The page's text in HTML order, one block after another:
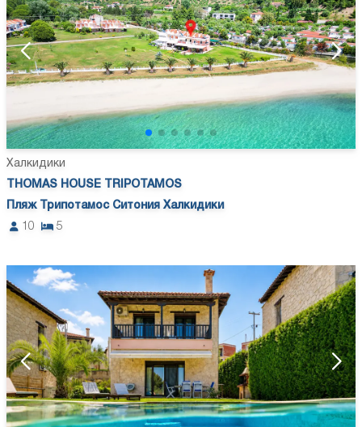
Халкидики
THOMAS HOUSE TRIPOTAMOS
Пляж Трипотамос Ситония Халкидики
10
5